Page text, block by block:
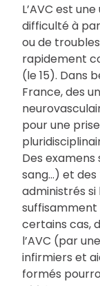
L’AVC est
difficulté à
ou de
rapidement
(le 15). Dans
France, des
pour une
Des examens
sang…) et
administrés si
suffisamment
certains cas,
l’AVC (par
infirmiers et
formés